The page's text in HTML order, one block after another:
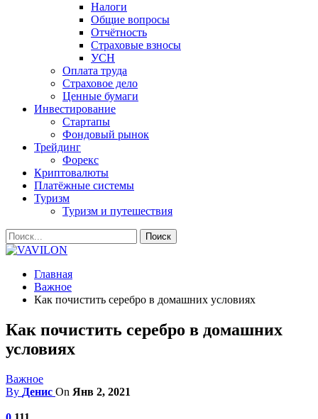
Налоги
Общие вопросы
Отчётность
Страховые взносы
УСН
Оплата труда
Страховое дело
Ценные бумаги
Инвестирование
Стартапы
Фондовый рынок
Трейдинг
Форекс
Криптовалюты
Платёжные системы
Туризм
Туризм и путешествия
Главная
Важное
Как почистить серебро в домашних условиях
Как почистить серебро в домашних
условиях
Важное
By Денис On Янв 2, 2021